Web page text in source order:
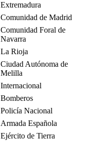
Extremadura
Comunidad de Madrid
Comunidad Foral de
Navarra
La Rioja
Ciudad Autónoma de
Melilla
Internacional
Bomberos
Policía Nacional
Armada Española
Ejército de Tierra